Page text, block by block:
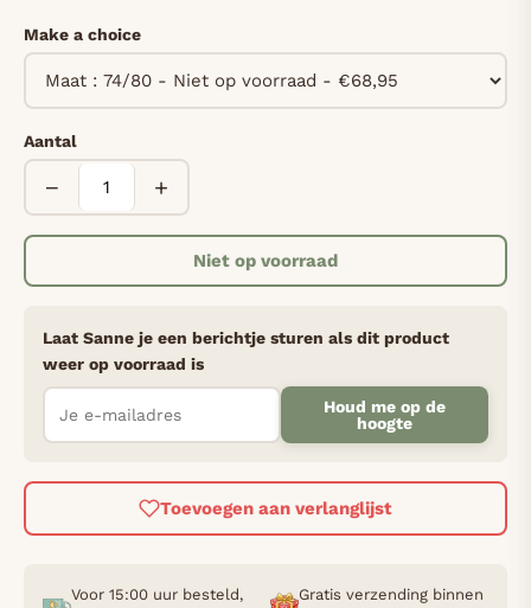
Make a choice
Aantal
− +
Niet op voorraad
Laat Sanne je een berichtje sturen als dit product
weer op voorraad is
Houd me op de
hoogte
Toevoegen aan verlanglijst
Voor 15:00 uur besteld,
Gratis verzending binnen